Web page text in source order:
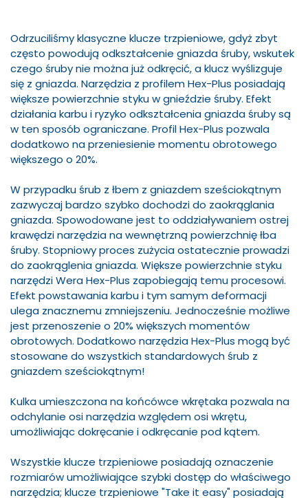
Odrzuciliśmy klasyczne klucze trzpieniowe, gdyż zbyt
często powodują odkształcenie gniazda śruby, wskutek
czego śruby nie można już odkręcić, a klucz wyślizguje
się z gniazda. Narzędzia z profilem Hex-Plus posiadają
większe powierzchnie styku w gnieździe śruby. Efekt
działania karbu i ryzyko odkształcenia gniazda śruby są
w ten sposób ograniczane. Profil Hex-Plus pozwala
dodatkowo na przeniesienie momentu obrotowego
większego o 20%.
W przypadku śrub z łbem z gniazdem sześciokątnym
zazwyczaj bardzo szybko dochodzi do zaokrąglania
gniazda. Spowodowane jest to oddziaływaniem ostrej
krawędzi narzędzia na wewnętrzną powierzchnię łba
śruby. Stopniowy proces zużycia ostatecznie prowadzi
do zaokrąglenia gniazda. Większe powierzchnie styku
narzędzi Wera Hex-Plus zapobiegają temu procesowi.
Efekt powstawania karbu i tym samym deformacji
ulega znacznemu zmniejszeniu. Jednocześnie możliwe
jest przenoszenie o 20% większych momentów
obrotowych. Dodatkowo narzędzia Hex-Plus mogą być
stosowane do wszystkich standardowych śrub z
gniazdem sześciokątnym!
Kulka umieszczona na końcówce wkrętaka pozwala na
odchylanie osi narzędzia względem osi wkrętu,
umożliwiając dokręcanie i odkręcanie pod kątem.
Wszystkie klucze trzpieniowe posiadają oznaczenie
rozmiarów umożliwiające szybki dostęp do właściwego
narzędzia; klucze trzpieniowe "Take it easy" posiadają